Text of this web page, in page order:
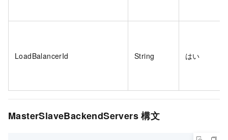
LoadBalancerId String はい
MasterSlaveBackendServers 構文